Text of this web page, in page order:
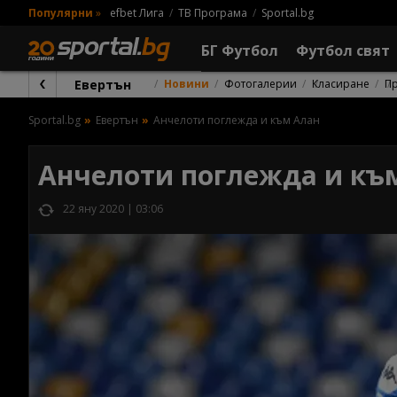
Популярни » efbet Лига ТВ Програма Sportal.bg
БГ Футбол Футбол свят
Евертън Новини Фотогалерии Класиране
Sportal.bg Евертън Анчелоти поглежда и към Алан
Анчелоти поглежда и
22 яну 2020 | 03:06